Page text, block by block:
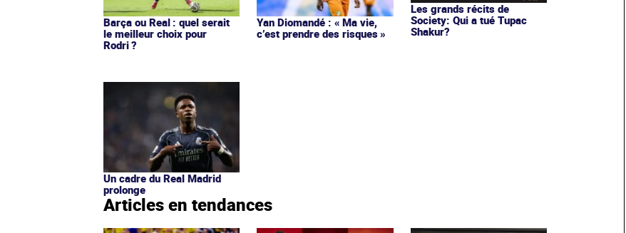
Barça ou Real : quel serait
le meilleur choix pour
Rodri ?
Yan Diomandé : « Ma vie,
c’est prendre des risques »
Les grands récits de
Society: Qui a tué Tupac
Shakur?
Un cadre du Real Madrid
prolonge
Articles en tendances